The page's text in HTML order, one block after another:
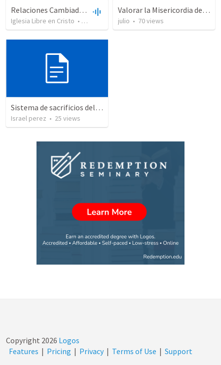
Relaciones Cambiadas con la Ley
Iglesia Libre en Cristo • 155 •40:49
Valorar la Misericordia de Dios
julio • 70views
Sistema de sacrificios del AT
Israel perez • 25 views
Copyright 2026 Logos
Features | Pricing | Privacy | Terms of Use | Support